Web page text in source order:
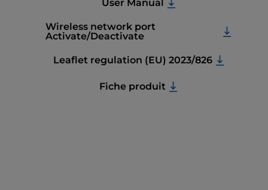
User Manual
Wireless network port
Activate/Deactivate
Leaflet regulation (EU) 2023/826
Fiche produit